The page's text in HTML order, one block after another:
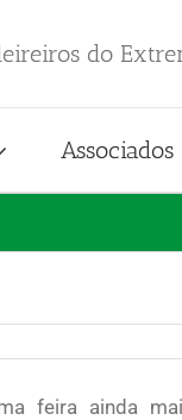
do
Associados
feira ainda